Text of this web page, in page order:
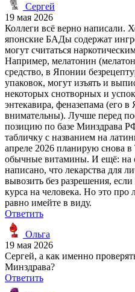
Сергей
19 мая 2026
Коллеги всё верно написали.
японские БАДы содержат
могут считаться
Например, мелатонин
средство, в Японии
упаковок, могут изъять и
некоторых снотворных и
энтекавира, феназепама (его
внимательны). Лучше перед
позицию по базе Минздрава
табличку с названием на
апреле 2026 планирую снова в
обычные витамины. И ещё: на
написано, что лекарства для
вывозить без разрешения,
курса на человека. Но это
равно имейте в виду.
Ответить
Ольга
19 мая 2026
Сергей, а как именно
Минздрава?
Ответить